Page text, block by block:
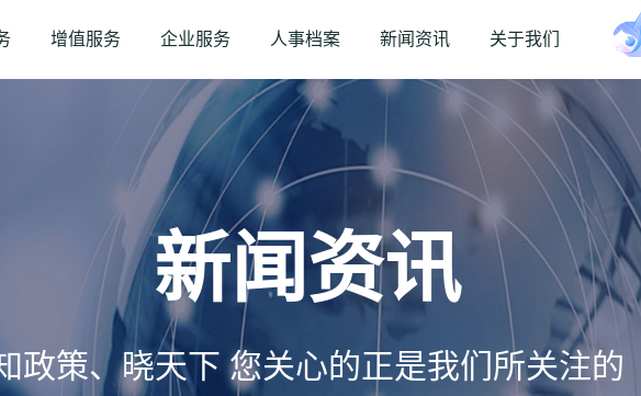
增值服务 企业服务 人事档案 新闻资讯 关于我们
新闻资讯
政策、晓天下 您关心的正是我们所关注的